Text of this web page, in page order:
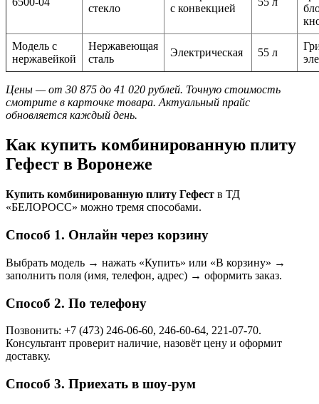
стекло
с конвекцией
Модель с
нержавейкой
Нержавеющая
сталь
Электрическая 55 л
Цены — от 30 875 до 41 020 рублей. Точную стоимость
смотрите в карточке товара. Актуальный прайс
обновляется каждый день.
Как купить комбинированную плиту
Гефест в Воронеже
Купить комбинированную плиту Гефест в ТД
«БЕЛОРОСС» можно тремя способами.
Способ 1. Онлайн через корзину
Выбрать модель → нажать «Купить» или «В корзину» →
заполнить поля (имя, телефон, адрес) → оформить заказ.
Способ 2. По телефону
Позвонить: +7 (473) 246‑06‑60, 246‑60‑64, 221‑07‑70.
Консультант проверит наличие, назовёт цену и оформит
доставку.
Способ 3. Приехать в шоу-рум